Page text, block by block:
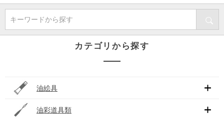
キーワードから探す
カテゴリから探す
油絵具
油彩道具類